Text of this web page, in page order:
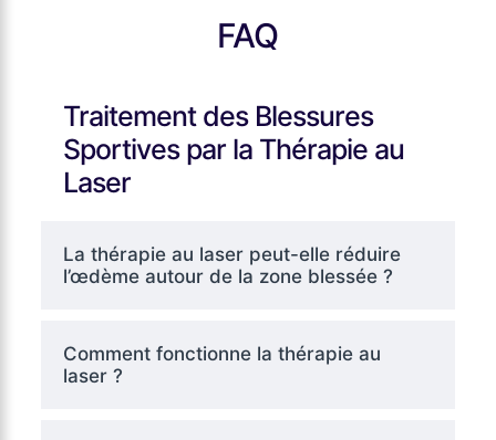
FAQ
Traitement des Blessures
Sportives par la Thérapie au
Laser
La thérapie au laser peut-elle réduire
l’œdème autour de la zone blessée ?
Comment fonctionne la thérapie au
laser ?